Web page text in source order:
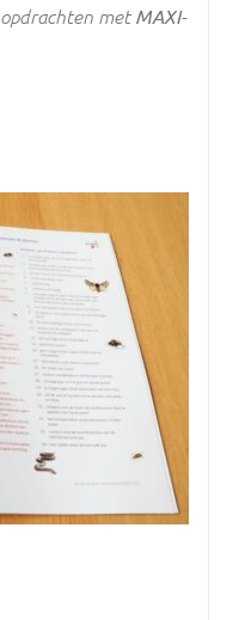
opdrachten met MAXI-